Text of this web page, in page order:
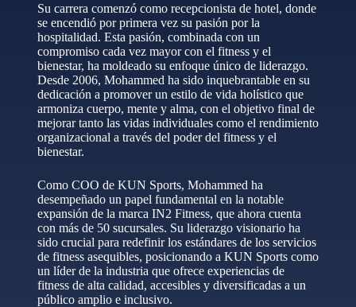
Su carrera comenzó como recepcionista de hotel, donde
se encendió por primera vez su pasión por la
hospitalidad. Esta pasión, combinada con un
compromiso cada vez mayor con el fitness y el
bienestar, ha moldeado su enfoque único de liderazgo.
Desde 2006, Mohammed ha sido inquebrantable en su
dedicación a promover un estilo de vida holístico que
armoniza cuerpo, mente y alma, con el objetivo final de
mejorar tanto las vidas individuales como el rendimiento
organizacional a través del poder del fitness y el
bienestar.
Como COO de KUN Sports, Mohammed ha
desempeñado un papel fundamental en la notable
expansión de la marca IN2 Fitness, que ahora cuenta
con más de 50 sucursales. Su liderazgo visionario ha
sido crucial para redefinir los estándares de los servicios
de fitness asequibles, posicionando a KUN Sports como
un líder de la industria que ofrece experiencias de
fitness de alta calidad, accesibles y diversificadas a un
público amplio e inclusivo.